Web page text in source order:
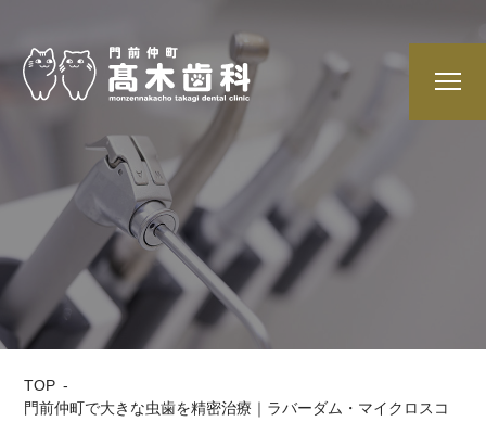
TOP
門前仲町で大きな虫歯を精密治療｜ラバーダム・マイクロスコ